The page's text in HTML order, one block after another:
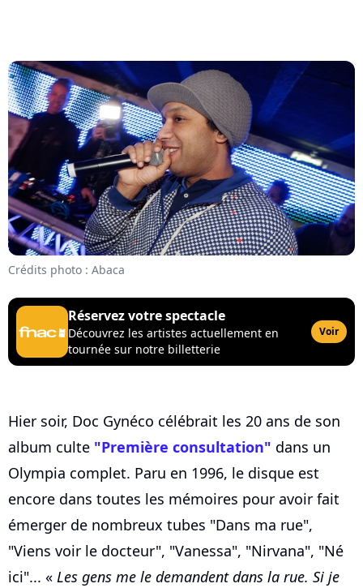
Crédits photo : Abaca
Réservez votre spectacle
Découvrez les artistes actuellement en
tournée sur notre billetterie
Voir
Hier soir, Doc Gynéco célébrait les 20 ans de son
album culte "Première consultation" dans un
Olympia complet. Paru en 1996, le disque est
encore dans toutes les mémoires pour avoir fait
émerger de nombreux tubes "Dans ma rue",
"Viens voir le docteur", "Vanessa", "Nirvana", "Né
ici"... « Les gens me le demandent dans la rue. Si je